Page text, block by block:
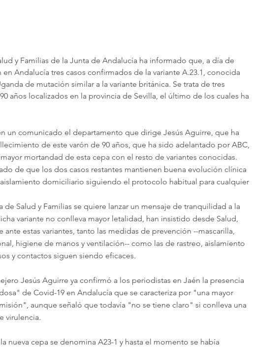
y Familias de la Junta de Andalucía ha informado que, a día de
en Andalucía tres casos confirmados de la variante A.23.1, conocida
de mutación similar a la variante británica. Se trata de tres
años localizados en la provincia de Sevilla, el último de los cuales ha
un comunicado el departamento que dirige Jesús Aguirre, que ha
de este varón de 90 años, que ha sido adelantado por ABC,
mortandad de esta cepa con el resto de variantes conocidas.
de que los dos casos restantes mantienen buena evolución clínica
domiciliario siguiendo el protocolo habitual para cualquier
de Salud y Familias se quiere lanzar un mensaje de tranquilidad a la
variante no conlleva mayor letalidad, han insistido desde Salud,
ante estas variantes, tanto las medidas de prevención --mascarilla,
higiene de manos y ventilación-- como las de rastreo, aislamiento
y contactos siguen siendo eficaces.
Jesús Aguirre ya confirmó a los periodistas en Jaén la presencia
de Covid-19 en Andalucía que se caracteriza por "una mayor
aunque señaló que todavía "no se tiene claro" si conlleva una
virulencia.
nueva cepa se denomina A23-1 y hasta el momento se había